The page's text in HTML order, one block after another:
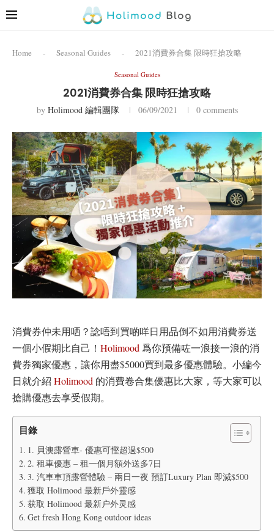
Home - Seasonal Guides - 2021消費券合集 限時狂搶攻略
Seasonal Guides
2021消費券合集 限時狂搶攻略
by Holimood 編輯團隊 06/09/2021 0 comments
消費券仲未用哂？諗唔到買啲咩日用品倒不如用消費券送
一個小假期比自己！ Holimood 爲你預備咗一浪接一浪的消
費券獨家優惠，讓你用盡$5000買到最多優惠體驗。小編今
日就介紹 Holimood 的消費卷合集優惠比大家，等大家可以
搶購優惠去享受假期。
目錄
1. 貝澳露營車- 優惠可慳超過$500
2. 租車優惠 – 租一個月額外送多7日
3. 汽車車頂露營體驗 – 兩日一夜 預訂Luxury Plan 即減$500
獲取 Holimood 最新戶外靈感
获取 Holimood 最新户外灵感
Get fresh Hong Kong outdoor ideas